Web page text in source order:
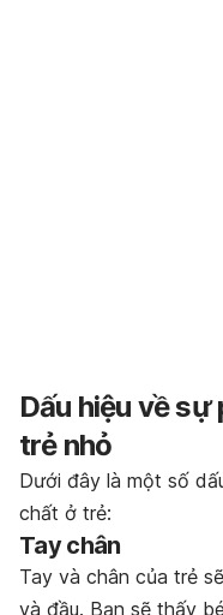
Dấu hiệu về
trẻ nhỏ
Dưới đây là một số
chất ở trẻ:
Tay chân
Tay và chân của trẻ
và đầu. Bạn sẽ thấy